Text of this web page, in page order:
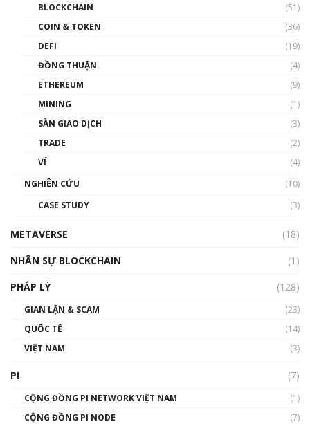
như thể nào?
00:39:31
Phổ cập Blockchain
thống & Crypto qua các cuộc chiến | Phổ cập
01:32:59
gió ấm
Talkshow 14: MemeCoin – Trò đùa tỷ đô
BLOCKCHAIN
(51)
COIN & TOKEN
(36)
DEFI
(19)
ĐỒNG THUẬN
(4)
ETHEREUM
(9)
MINING
(1)
SÀN GIAO DỊCH
(3)
TRADE
(2)
VÍ
(4)
NGHIÊN CỨU
(10)
CASE STUDY
(3)
METAVERSE
(18)
NHÂN SỰ BLOCKCHAIN
(1)
PHÁP LÝ
(128)
GIAN LẬN & SCAM
(23)
QUỐC TẾ
(14)
VIỆT NAM
(3)
PI (7)
CỘNG ĐỒNG PI NETWORK VIỆT NAM
(1)
CỘNG ĐỒNG PI NODE
(7)